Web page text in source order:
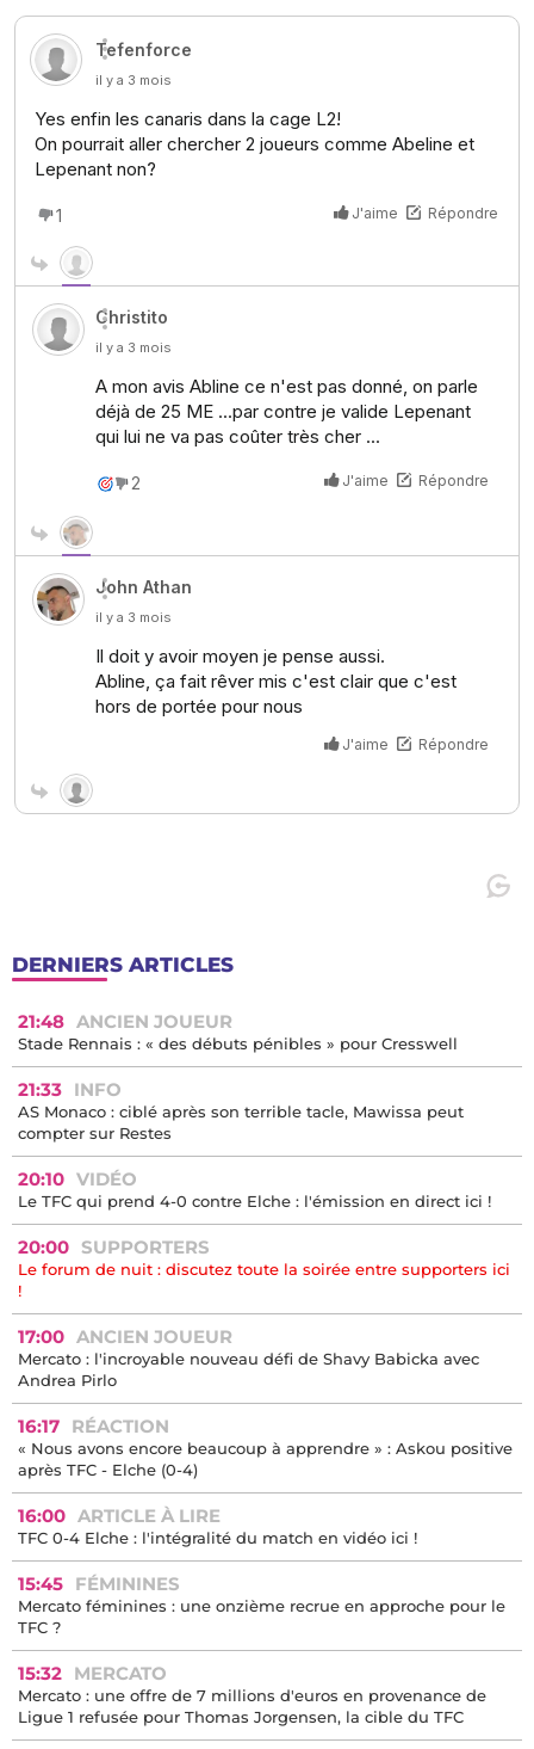
DERNIERS ARTICLES
21:48 ANCIEN JOUEUR
Stade Rennais : « des débuts pénibles » pour Cresswell
21:33 INFO
AS Monaco : ciblé après son terrible tacle, Mawissa peut
compter sur Restes
20:10 VIDÉO
Le TFC qui prend 4-0 contre Elche : l'émission en direct ici !
20:00 SUPPORTERS
Le forum de nuit : discutez toute la soirée entre supporters ici
!
17:00 ANCIEN JOUEUR
Mercato : l'incroyable nouveau défi de Shavy Babicka avec
Andrea Pirlo
16:17 RÉACTION
« Nous avons encore beaucoup à apprendre » : Askou positive
après TFC - Elche (0-4)
16:00 ARTICLE À LIRE
TFC 0-4 Elche : l'intégralité du match en vidéo ici !
15:45 FÉMININES
Mercato féminines : une onzième recrue en approche pour le
TFC ?
15:32 MERCATO
Mercato : une offre de 7 millions d'euros en provenance de
Ligue 1 refusée pour Thomas Jorgensen, la cible du TFC